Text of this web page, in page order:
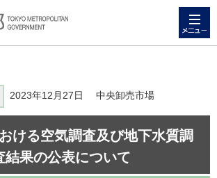
2023年12月27日 中央卸売市場
ける空気調査及び地下水質調
結果の公表について